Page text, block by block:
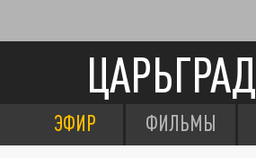
ЦАРЬГРАД
ЭФИР ФИЛЬМЫ